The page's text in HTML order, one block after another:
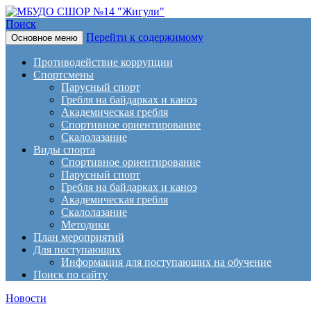
МБУДО СШОР №14
Поиск
Основное меню Перейти к содержимому
Противодействие коррупции
Спортсмены
Парусный спорт
Гребля на байдарках и каноэ
Академическая гребля
Спортивное ориентирование
Скалолазание
Виды спорта
Спортивное ориентирование
Парусный спорт
Гребля на байдарках и каноэ
Академическая гребля
Скалолазание
Методики
План мероприятий
Для поступающих
Информация для поступающих на обучение
Поиск по сайту
Новости